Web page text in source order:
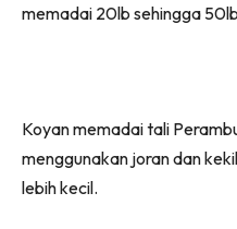
memadai 20lb sehingga
Koyan memadai tali
menggunakan joran dan
lebih kecil.